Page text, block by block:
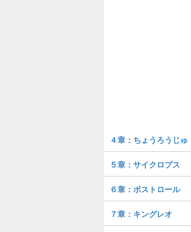
４章：ちょうろうじゅ
５章：サイクロプス
６章：ボストロール
７章：キングレオ